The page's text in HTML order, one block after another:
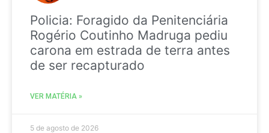
Policia: Foragido da Penitenciária
Rogério Coutinho Madruga pediu
carona em estrada de terra antes
de ser recapturado
VER MATÉRIA »
5 de agosto de 2026